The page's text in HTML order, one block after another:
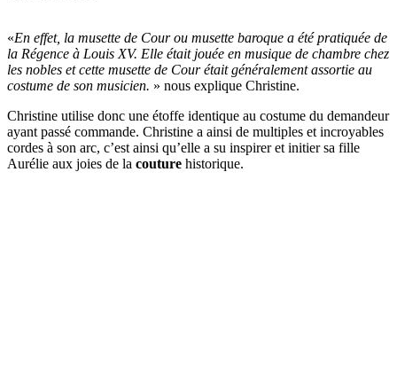
«En effet, la musette de Cour ou musette baroque a été pratiquée de
la Régence à Louis XV. Elle était jouée en musique de chambre chez
les nobles et cette musette de Cour était généralement assortie au
costume de son musicien. » nous explique Christine.
Christine utilise donc une étoffe identique au costume du demandeur
ayant passé commande. Christine a ainsi de multiples et incroyables
cordes à son arc, c’est ainsi qu’elle a su inspirer et initier sa fille
Aurélie aux joies de la couture historique.